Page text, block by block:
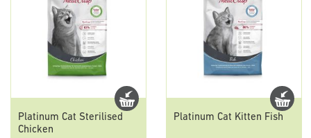
Platinum Cat Sterilised
Chicken
Platinum Cat Kitten Fish